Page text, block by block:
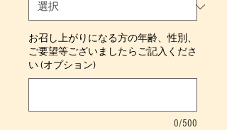
お召し上がりになる方の年齢、性別、
ご要望等ございましたらご記入くださ
い (オプション)
0/500